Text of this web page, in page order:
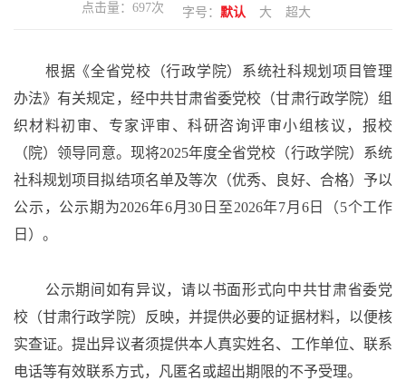
点击量： 697次 字号： 默认 大 超大
根据《全省党校（行政学院）系统社科规划项目管理
办法》有关规定，经中共甘肃省委党校（甘肃行政学院）组
织材料初审、专家评审、科研咨询评审小组核议，报校
（院）领导同意。现将2025年度全省党校（行政学院）系统
社科规划项目拟结项名单及等次（优秀、良好、合格）予以
公示，公示期为2026年6月30 日至2026年7月 6日（5个工作
日）。
公示期间如有异议，请以书面形式向中共甘肃省委党
校（甘肃行政学院）反映，并提供必要的证据材料，以便核
实查证。提出异议者须提供本人真实姓名、工作单位、联系
电话等有效联系方式，凡匿名或超出期限的不予受理。